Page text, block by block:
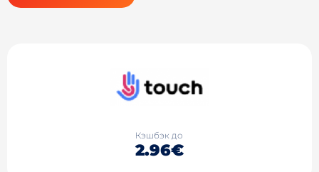
Кэшбэк до
2.96€